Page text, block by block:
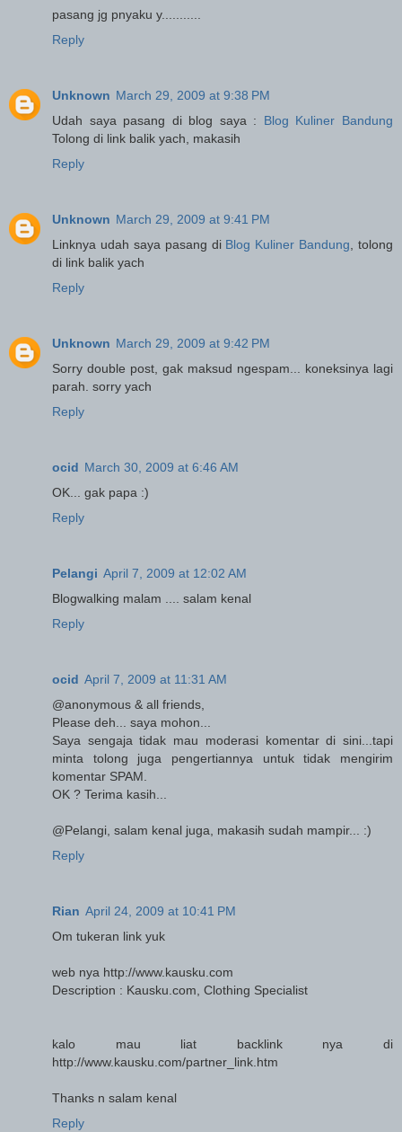
pasang jg pnyaku y...........
Reply
Unknown March 29, 2009 at 9:38 PM
Udah saya pasang di blog saya : Blog Kuliner Bandung
Tolong di link balik yach, makasih
Reply
Unknown March 29, 2009 at 9:41 PM
Linknya udah saya pasang di Blog Kuliner Bandung, tolong
di link balik yach
Reply
Unknown March 29, 2009 at 9:42 PM
Sorry double post, gak maksud ngespam... koneksinya lagi
parah. sorry yach
Reply
ocid March 30, 2009 at 6:46 AM
OK... gak papa :)
Reply
Pelangi April 7, 2009 at 12:02 AM
Blogwalking malam .... salam kenal
Reply
ocid April 7, 2009 at 11:31 AM
@anonymous & all friends,
Please deh... saya mohon...
Saya sengaja tidak mau moderasi komentar di sini...tapi
minta tolong juga pengertiannya untuk tidak mengirim
komentar SPAM.
OK ? Terima kasih...
@Pelangi, salam kenal juga, makasih sudah mampir... :)
Reply
Rian April 24, 2009 at 10:41 PM
Om tukeran link yuk
web nya http://www.kausku.com
Description : Kausku.com, Clothing Specialist
kalo mau liat backlink nya di
http://www.kausku.com/partner_link.htm
Thanks n salam kenal
Reply